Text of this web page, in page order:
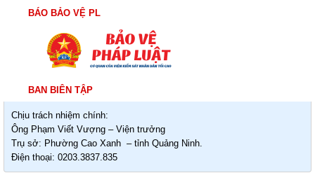
BÁO BẢO VỆ PL
BAN BIÊN TẬP
Chịu trách nhiệm chính:
Ông Phạm Viết Vượng – Viện trưởng
Trụ sở: Phường Cao Xanh – tỉnh Quảng Ninh.
Điện thoại: 0203.3837.835